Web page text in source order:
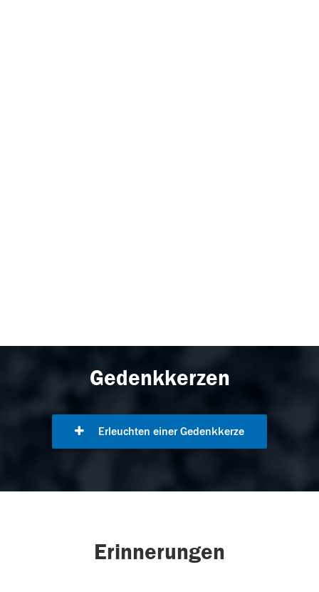
Gedenkkerzen
Erleuchten einer Gedenkkerze
Erinnerungen